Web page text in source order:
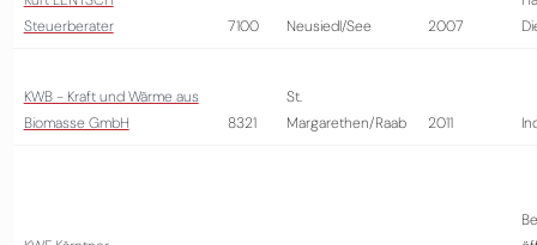
Steuerberater
7100 Neusiedl/See 2007
KWB - Kraft und Wärme aus
Biomasse GmbH
8321
St.
Margarethen/Raab
2011